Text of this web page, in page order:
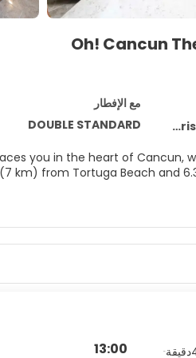
Oh! Cancun
مع الإفطار
DOUBLE STANDARD
you in the heart of Cancun,
rooms featuring iPod
and cable programming is
cafe. Relax with a refreshing
complimentary English breakfast
13:00